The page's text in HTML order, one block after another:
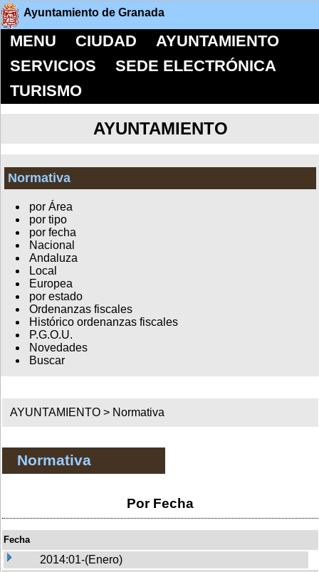
Ayuntamiento de Granada
MENU CIUDAD
AYUNTAMIENTO
SERVICIOS
SEDE ELECTRÓNICA
TURISMO
AYUNTAMIENTO
Normativa
por Área
por tipo
por fecha
Nacional
Andaluza
Local
Europea
por estado
Ordenanzas fiscales
Histórico ordenanzas fiscales
P.G.O.U.
Novedades
Buscar
AYUNTAMIENTO > Normativa
Normativa
Por Fecha
Fecha
2014:01-(Enero)